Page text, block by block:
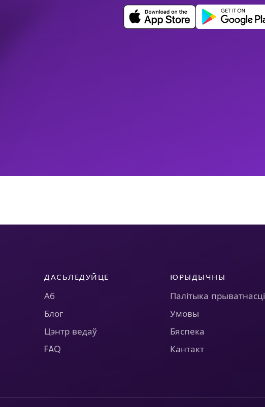
ДАСЬЛЕДУЙЦЕ
Аб
Блог
Цэнтр ведаў
FAQ
ЮРЫДЫЧНЫ
Палітыка прыватнасці
Умовы
Бяспека
Кантакт